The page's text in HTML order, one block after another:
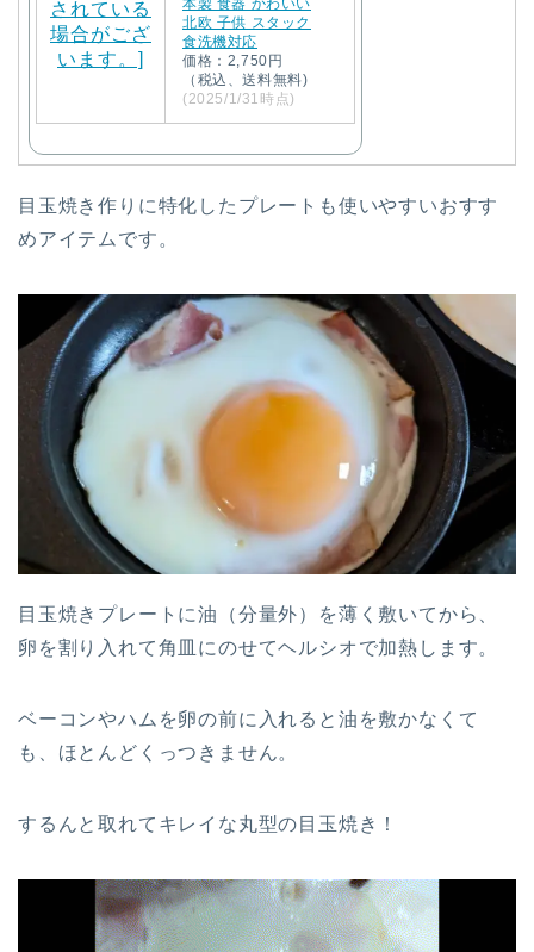
北欧 子供 スタック
食洗機対応
価格：2,750円
（税込、送料無料)
(2025/1/31時点)
目玉焼き作りに特化したプレートも使いやすいおすす
めアイテムです。
目玉焼きプレートに油（分量外）を薄く敷いてから、
卵を割り入れて角皿にのせてヘルシオで加熱します。
ベーコンやハムを卵の前に入れると油を敷かなくて
も、ほとんどくっつきません。
するんと取れてキレイな丸型の目玉焼き！